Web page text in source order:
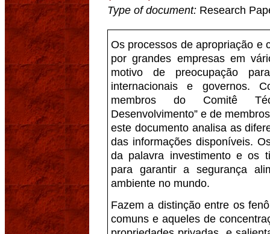
Type of document: Research
Os processos de apropriação e
por grandes empresas em
motivo de preocupação
internacionais e governos.
membros do Comitê
Desenvolvimento” e de
este documento analisa as
das informações disponíveis.
da palavra investimento e os
para garantir a segurança
ambiente no mundo.
Fazem a distinção entre os
comuns e aqueles de